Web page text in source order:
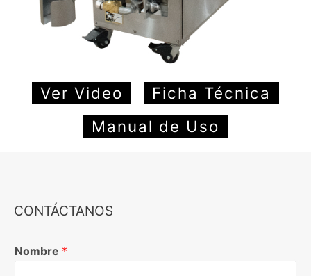
Ver Video
Ficha Técnica
Manual de Uso
CONTÁCTANOS
Nombre *